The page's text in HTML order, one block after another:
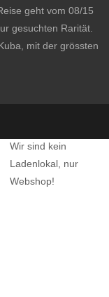
Wir sind kein
Ladenlokal, nur
Webshop!
geht vom 08/15
gesuchten Rarität.
mit der grössten